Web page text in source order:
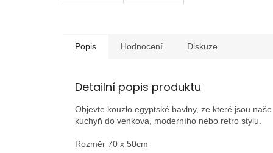
Popis Hodnocení Diskuze
Detailní popis produktu
Objevte kouzlo egyptské bavlny, ze které jsou
kuchyň do venkova, moderního nebo retro stylu.
Rozměr 70 x 50cm